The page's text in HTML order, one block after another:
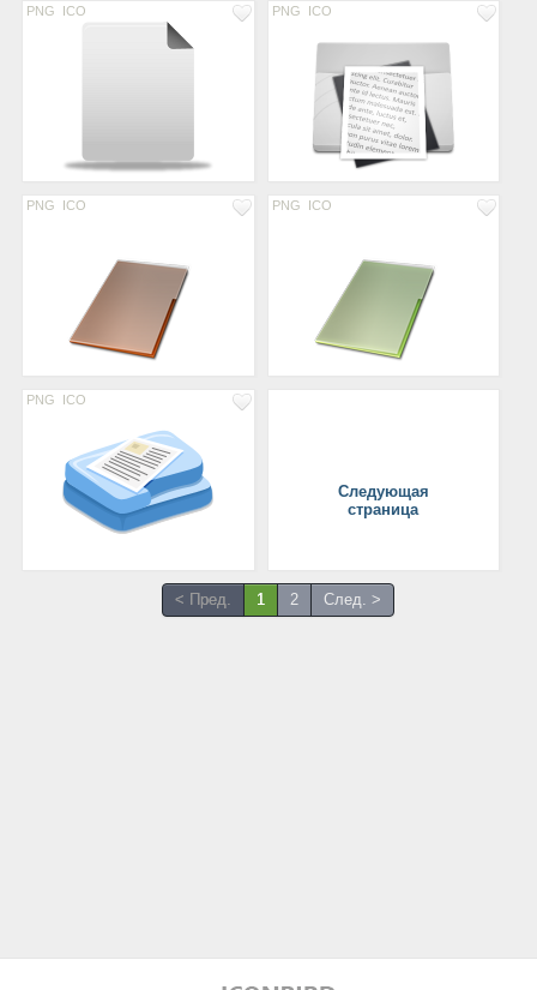
PNG ICO PNG ICO
PNG ICO PNG ICO
PNG ICO
Следующая
страница
< Пред. 1 2 След. >